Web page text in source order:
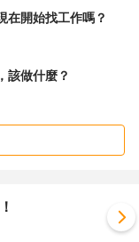
在開始找工作嗎？
該做什麼？